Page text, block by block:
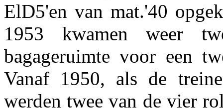
ElD5'en van mat.'40
1953 kwamen weer
bagageruimte voor een
Vanaf 1950, als de
werden twee van de vier